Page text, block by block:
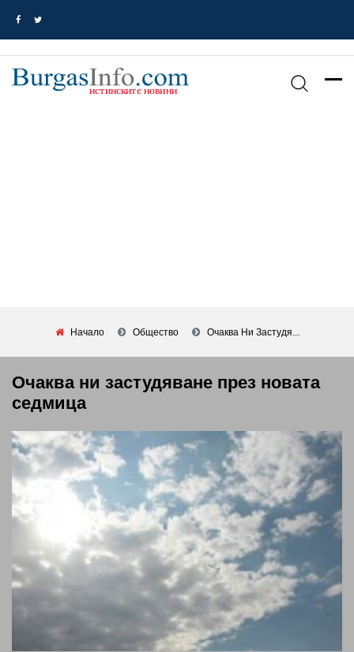
Начало Общество Очаква Ни Застудя...
Очаква ни застудяване през новата
седмица